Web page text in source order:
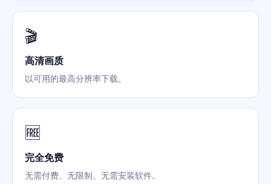
🎬
高清画质
以可用的最高分辨率下载。
🆓
完全免费
无需付费、无限制、无需安装软件。